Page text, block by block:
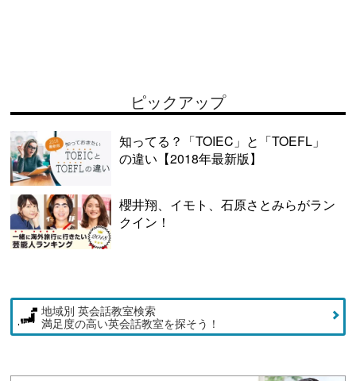
ピックアップ
知ってる？「TOIEC」と「TOEFL」
の違い【2018年最新版】
櫻井翔、イモト、石原さとみらがラン
クイン！
地域別 英会話教室検索
満足度の高い英会話教室を探そう！